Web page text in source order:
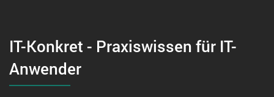
IT-Konkret - Praxiswissen für IT-
Anwender